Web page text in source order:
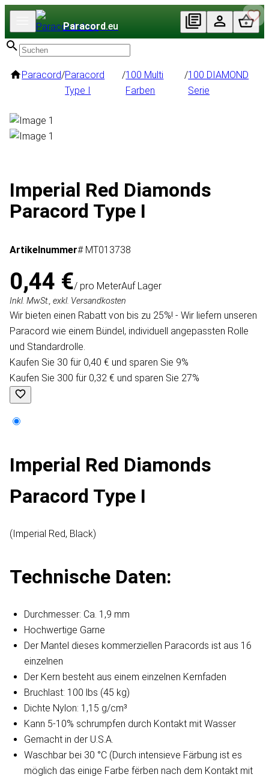
Paracord.eu
Paracord/Paracord
Type I
/100 Multi
Farben
/100 DIAMOND
Serie
Imperial Red Diamonds
Paracord Type I
Artikelnummer# MT013738
0,44 €/ pro MeterAuf Lager
Inkl. MwSt., exkl. Versandkosten
Wir bieten einen Rabatt von bis zu 25%! - Wir liefern unseren
Paracord wie einem Bündel, individuell angepassten Rolle
und Standardrolle.
Kaufen Sie 30 für 0,40 € und sparen Sie 9%
Kaufen Sie 300 für 0,32 € und sparen Sie 27%
Imperial Red Diamonds
Paracord Type I
(Imperial Red, Black)​
Technische Daten:
Durchmesser: Ca. 1,9 mm
Hochwertige Garne
Der Mantel dieses kommerziellen Paracords ist aus 16
einzelnen
Der Kern besteht aus einem einzelnen Kernfaden
Bruchlast: 100 lbs (45 kg)
Dichte Nylon: 1,15 g/cm³
Kann 5-10% schrumpfen durch Kontakt mit Wasser
Gemacht in der U.S.A.
Waschbar bei 30 °C (Durch intensieve Färbung ist es
möglich das einige Farbe fërben nach dem Kontakt mit